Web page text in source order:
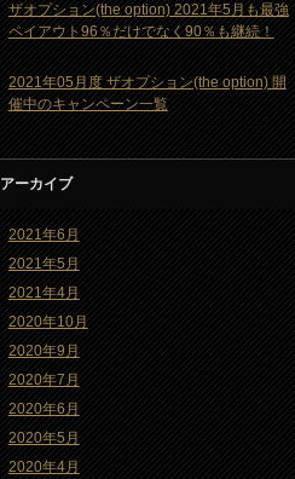
ザオプション(the option) 2021年5月も最強
ペイアウト96％だけでなく90％も継続！
2021年05月度 ザオプション(the option) 開
催中のキャンペーン一覧
アーカイブ
2021年6月
2021年5月
2021年4月
2020年10月
2020年9月
2020年7月
2020年6月
2020年5月
2020年4月